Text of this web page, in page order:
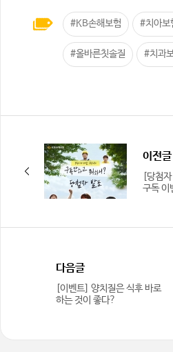
#KB손해보험 #치아보
#올바른칫솔질 #치과
이전글
[당첨
구독 이
다음글
[이벤트] 양치질은 식후 바로
하는 것이 좋다?